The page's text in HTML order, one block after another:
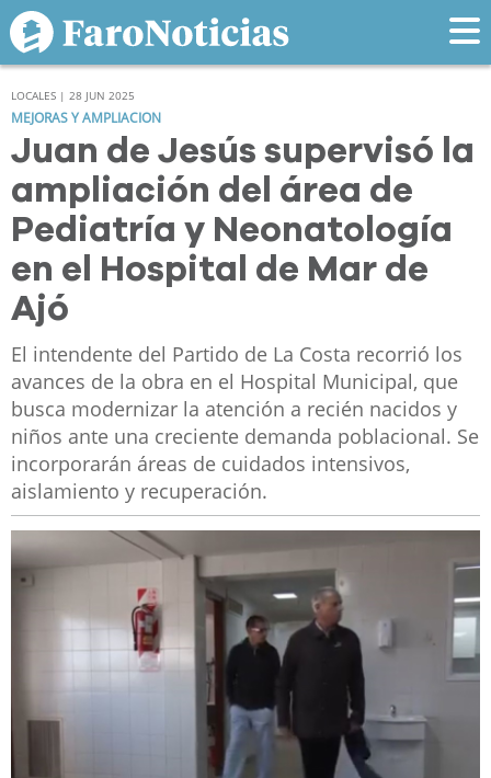
LOCALES | 28 JUN 2025
MEJORAS Y AMPLIACION
Juan de Jesús supervisó la
ampliación del área de
Pediatría y Neonatología
en el Hospital de Mar de
Ajó
El intendente del Partido de La Costa recorrió los
avances de la obra en el Hospital Municipal, que
busca modernizar la atención a recién nacidos y
niños ante una creciente demanda poblacional. Se
incorporarán áreas de cuidados intensivos,
aislamiento y recuperación.